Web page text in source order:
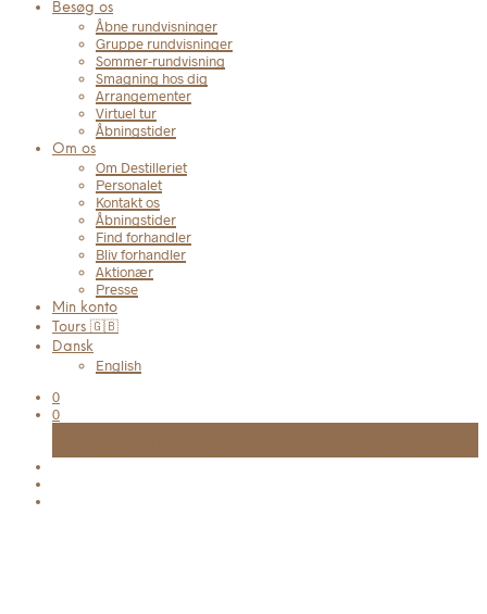
Besøg os
Åbne rundvisninger
Gruppe rundvisninger
Sommer-rundvisning
Smagning hos dig
Arrangementer
Virtuel tur
Åbningstider
Om os
Om Destilleriet
Personalet
Kontakt os
Åbningstider
Find forhandler
Bliv forhandler
Aktionær
Presse
Min konto
Tours 🇬🇧
Dansk
English
0
0